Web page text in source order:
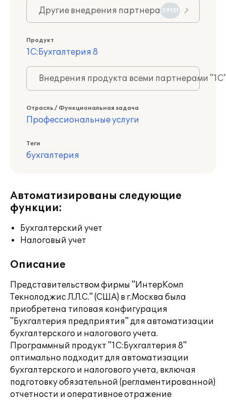
Другие внедрения партнера 29151
Продукт
1С:Бухгалтерия 8
Внедрения продукта всеми партнерами
Отрасль / Функциональная задача
Профессиональные услуги
Теги
бухгалтерия
Автоматизированы следующие
функции:
Бухгалтерский учет
Налоговый учет
Описание
Представительством фирмы "ИнтерКомп
Текнолоджис Л.Л.С." (США) в г.Москва была
приобретена типовая конфигурация
"Бухгалтерия предприятия" для автоматизации
бухгалтерского и налогового учета.
Программный продукт "1C:Бухгалтерия 8"
оптимально подходит для автоматизации
бухгалтерского и налогового учета, включая
подготовку обязательной (регламентированной)
отчетности и оперативное отражение